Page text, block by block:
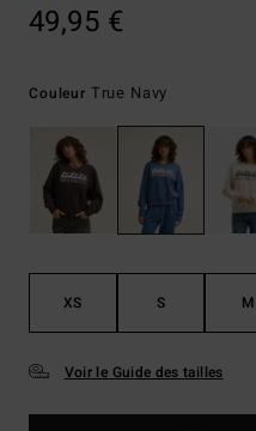
49,95 €
Couleur True Navy
XS S M
Voir le Guide des tailles